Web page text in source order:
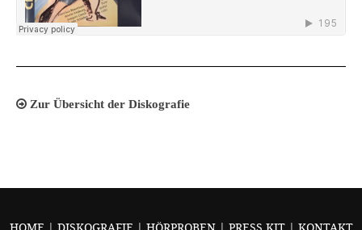
Zur Übersicht der Diskografie